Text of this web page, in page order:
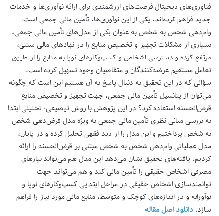
فناوری‌های دیجیتال فرصت‌های ارزشمندی برای ارائه نوآوری‌ها و خدمات
جدید فراهم کرده‌اند. یکی از این نوآوری‌ها، تأمین مالی جمعی است.
وام‌دهی شخص به شخص به ‌عنوان یکی از مدل‌های تأمین مالی جمعی،
بسیاری از مشکلات تجهیز و تخصیص منابع را در نهادهای مالی سنتی،
مرتفع کرده و دسترسی اشخاص و کسب‌وکارهای نوپا به منابع را از طریق
تعامل مستقیم عرضه‌کنندگان و متقاضیان وجوه تسهیل کرده است.
سؤالی که در این تحقیق به دنبال پاسخ به آن هستیم این است که چگونه
می‌توان از پتانسیل تأمین مالی جمعی، جهت تجهیز و تخصیص منابع
قرض‌الحسنه استفاده کرد؟ در این پژوهش با روش توصیفی- تحلیلی ابتدا
به بررسی مبانی نظری تأمین مالی جمعی به ‌ویژه مدل قرض‌‌دهی شخص
به شخص پرداختیم و این مدل را از دید فقهی تحلیل کرده و در پایان،
مدل عملیاتی وام‌‌دهی شخص به شخص مبتنی بر قرض‌الحسنه را ارائه
کردیم. یافته‌های تحقیق نشان می‌دهد این مدل هم می‌تواند نیازهای
مصرفی اشخاص حقیقی را تأمین مالی کند و هم می‌تواند جهت
توانمندسازی اشخاص حقیقی در مراحل ابتدایی کسب‌وکارهای نوپا و
نوآورانه و در اندازه‌های کوچک و متوسط، منابع مالی مورد نیاز را فراهم
سازد. دانلود اصل مقاله